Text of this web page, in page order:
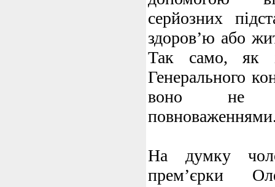
серйозних
здоров’ю або
Так само, як
Генерального
воно не
На думку
прем’єрки